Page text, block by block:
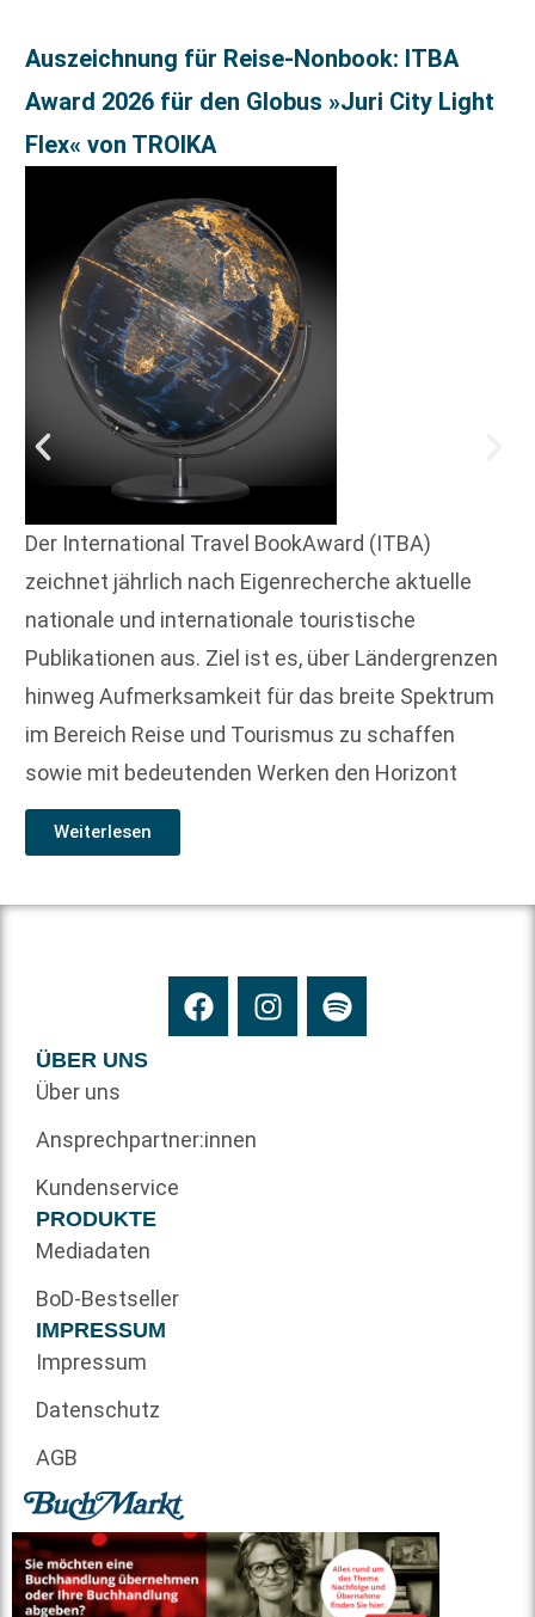
Auszeichnung für Reise-Nonbook: ITBA
Award 2026 für den Globus »Juri City Light
Flex« von TROIKA
Der International Travel BookAward (ITBA)
zeichnet jährlich nach Eigenrecherche aktuelle
nationale und internationale touristische
Publikationen aus. Ziel ist es, über Ländergrenzen
hinweg Aufmerksamkeit für das breite Spektrum
im Bereich Reise und Tourismus zu schaffen
sowie mit bedeutenden Werken den Horizont
Weiterlesen
ÜBER UNS
Über uns
Ansprechpartner:innen
Kundenservice
PRODUKTE
Mediadaten
BoD-Bestseller
IMPRESSUM
Impressum
Datenschutz
AGB